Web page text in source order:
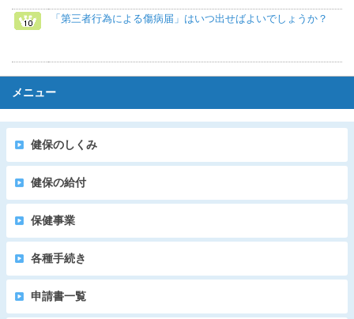
「第三者行為による傷病届」はいつ出せばよいでしょうか？
メニュー
健保のしくみ
健保の給付
保健事業
各種手続き
申請書一覧